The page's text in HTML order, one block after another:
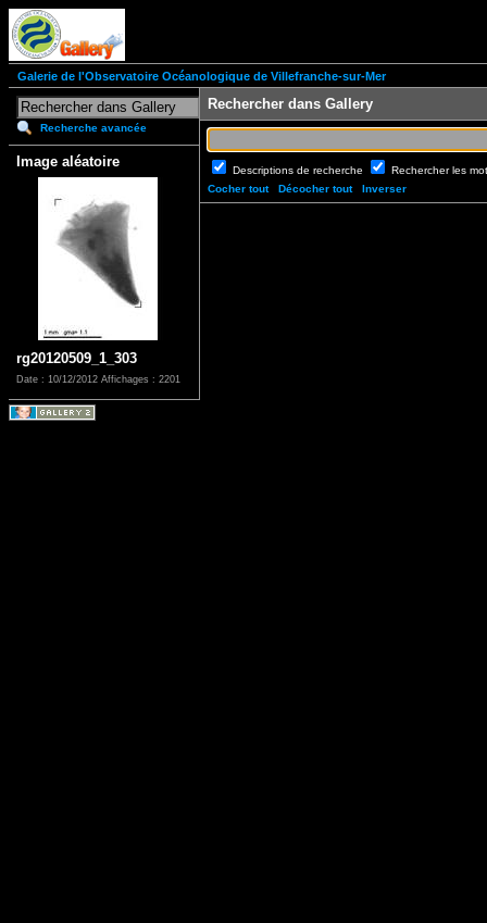
Galerie de l'Observatoire Océanologique de Villefranche-sur-Mer
Recherche avancée
Image aléatoire
rg20120509_1_303
Date : 10/12/2012 Affichages : 2201
Rechercher dans Gallery
Descriptions de recherche
Rechercher les
Cocher tout
Décocher tout Inverser